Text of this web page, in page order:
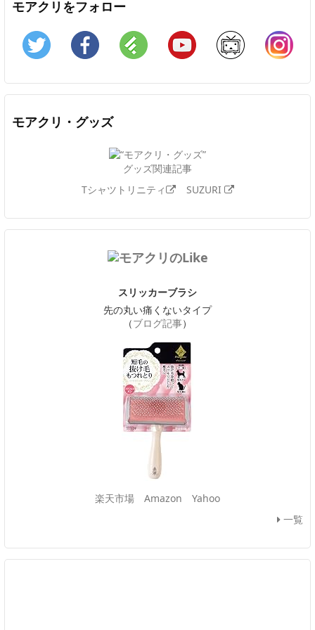
モアクリをフォロー
Twitter Facebook Feedly YouTube ニコニコ動画
モアクリ・グッズ
グッズ関連記事
Tシャツトリニティ
SUZURI
スリッカーブラシ
先の丸い痛くないタイプ
（ブログ記事）
楽天市場 Amazon
Yahoo
一覧